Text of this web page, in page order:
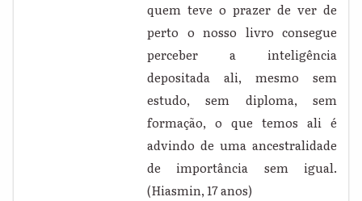
quem teve o prazer de ver de
perto o nosso livro consegue
perceber a inteligência
depositada ali, mesmo sem
estudo, sem diploma, sem
formação, o que temos ali é
advindo de uma ancestralidade
de importância sem igual.
(Hiasmin, 17 anos)